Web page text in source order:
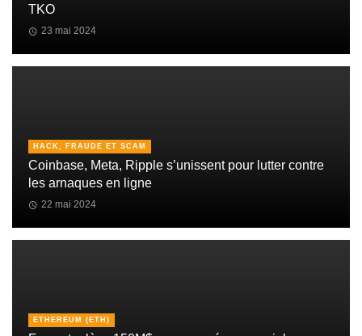
TKO
23 mai 2024
HACK, FRAUDE ET SCAM
Coinbase, Meta, Ripple s’unissent pour lutter contre
les arnaques en ligne
22 mai 2024
ETHEREUM (ETH)